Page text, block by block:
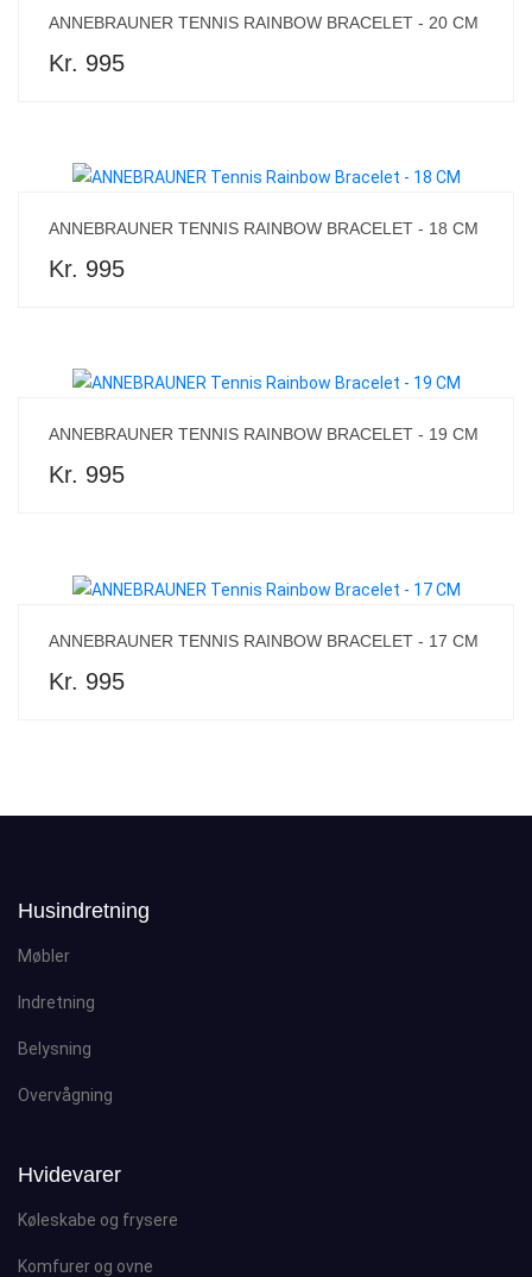
ANNEBRAUNER TENNIS RAINBOW BRACELET - 20 CM
Kr. 995
ANNEBRAUNER TENNIS RAINBOW BRACELET - 18 CM
Kr. 995
ANNEBRAUNER TENNIS RAINBOW BRACELET - 19 CM
Kr. 995
ANNEBRAUNER TENNIS RAINBOW BRACELET - 17 CM
Kr. 995
Husindretning
Møbler
Indretning
Belysning
Overvågning
Hvidevarer
Køleskabe og frysere
Komfurer og ovne